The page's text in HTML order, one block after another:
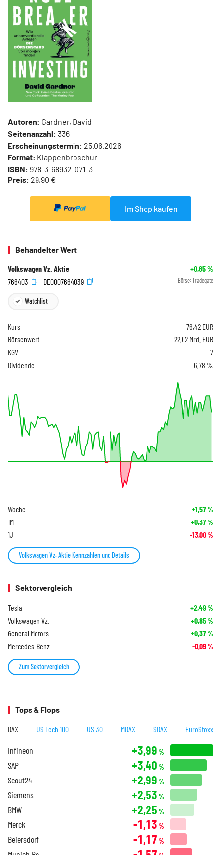
Autoren: Gardner, David
Seitenanzahl: 336
Erscheinungstermin: 25.06.2026
Format: Klappenbroschur
ISBN: 978-3-68932-071-3
Preis: 29,90 €
Im Shop kaufen
Behandelter Wert
Volkswagen Vz. Aktie +0,85%
766403
DE0007664039 Börse: Tradegate
Watchlist
Kurs 76,42 EUR
Börsenwert
22,62 Mrd. EUR
KGV
7
Dividende
6,78 %
Woche +1,57%
1M +0,37%
1J -13,00%
Volkswagen Vz. Aktie Kennzahlen und Details
Sektorvergleich
Tesla +2,49%
Volkswagen Vz. +0,85%
General Motors +0,37%
Mercedes-Benz -0,09%
Zum Sektorvergleich
Tops & Flops
DAX US Tech 100 US 30 MDAX SDAX EuroStoxx
Infineon +3,99 %
SAP +3,40 %
Scout24 +2,99 %
Siemens +2,53 %
BMW +2,25 %
Merck -1,13 %
Beiersdorf -1,17 %